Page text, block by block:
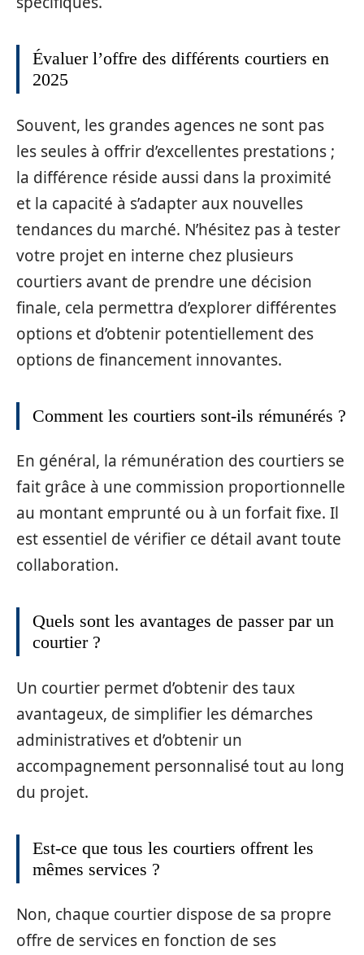
Évaluer l’offre des différents courtiers en
2025
Souvent, les grandes agences ne sont pas
les seules à offrir d’excellentes prestations ;
la différence réside aussi dans la proximité
et la capacité à s’adapter aux nouvelles
tendances du marché. N’hésitez pas à tester
votre projet en interne chez plusieurs
courtiers avant de prendre une décision
finale, cela permettra d’explorer différentes
options et d’obtenir potentiellement des
options de financement innovantes.
Comment les courtiers sont-ils rémunérés ?
En général, la rémunération des courtiers se
fait grâce à une commission proportionnelle
au montant emprunté ou à un forfait fixe. Il
est essentiel de vérifier ce détail avant toute
collaboration.
Quels sont les avantages de passer par un
courtier ?
Un courtier permet d’obtenir des taux
avantageux, de simplifier les démarches
administratives et d’obtenir un
accompagnement personnalisé tout au long
du projet.
Est-ce que tous les courtiers offrent les
mêmes services ?
Non, chaque courtier dispose de sa propre
offre de services en fonction de ses